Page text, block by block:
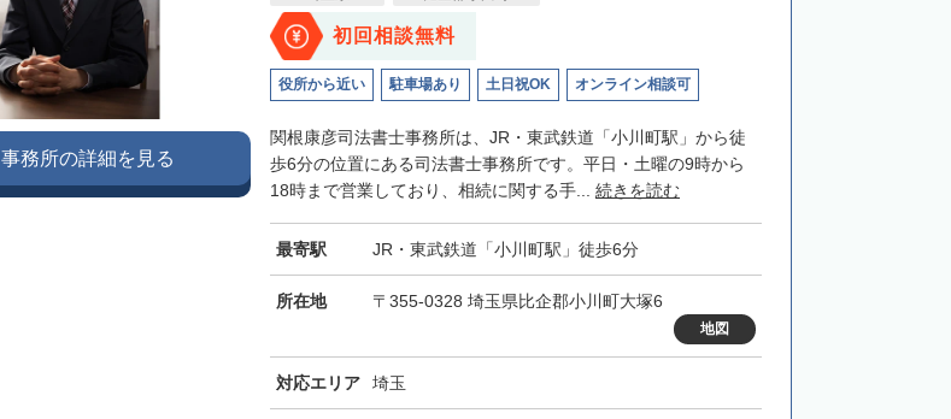
初回相談無料
役所から近い 駐車場あり 土日祝OK オンライン相談可
関根康彦司法書士事務所は、JR・東武鉄道「小川町駅」から徒
歩6分の位置にある司法書士事務所です。平日・土曜の9時から
18時まで営業しており、相続に関する手... 続きを読む
最寄駅 JR・東武鉄道「小川町駅」徒歩6分
所在地 〒355-0328 埼玉県比企郡小川町大塚6
地図
対応エリア 埼玉
事務所の詳細を見る